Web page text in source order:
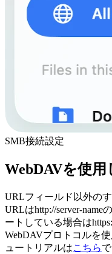
SMB接続設定
WebDAVを使
URLフィールド以外の
URLはhttp://server-
ートしている場合は
WebDAVプロトコルを
ュートリアルはこちら